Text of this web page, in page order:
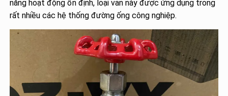
năng hoạt động ổn định, loại van này được ứng dụng trong
rất nhiều các hệ thống đường ống công nghiệp.